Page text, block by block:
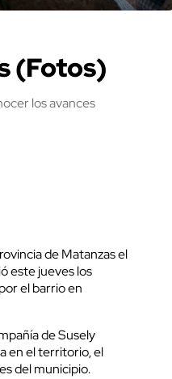
(Fotos)
los avances
de Matanzas el
este jueves los
el barrio en
de Susely
en el territorio, el
del municipio.